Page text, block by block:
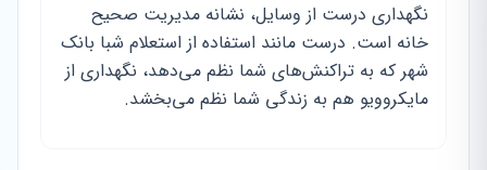
نگهداری درست از وسایل، نشانه مدیریت صحیح
خانه است. درست مانند استفاده از استعلام شبا بانک
شهر که به تراکنش‌های شما نظم می‌دهد، نگهداری از
مایکروویو هم به زندگی شما نظم می‌بخشد.